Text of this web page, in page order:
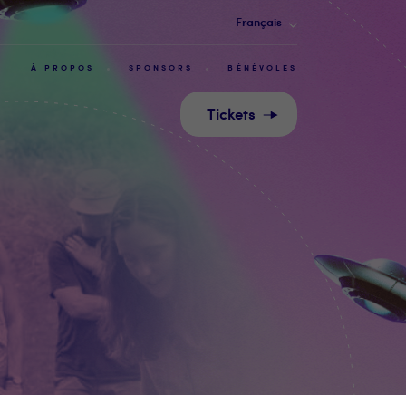
Tickets
À PROPOS SPONSORS BÉNÉVOLES
Français